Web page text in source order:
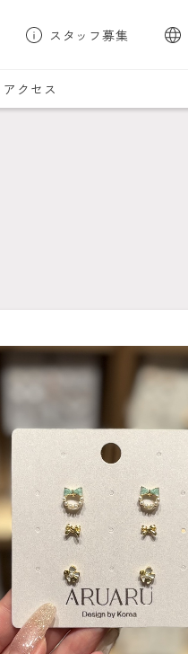
スタッフ募集
アクセス